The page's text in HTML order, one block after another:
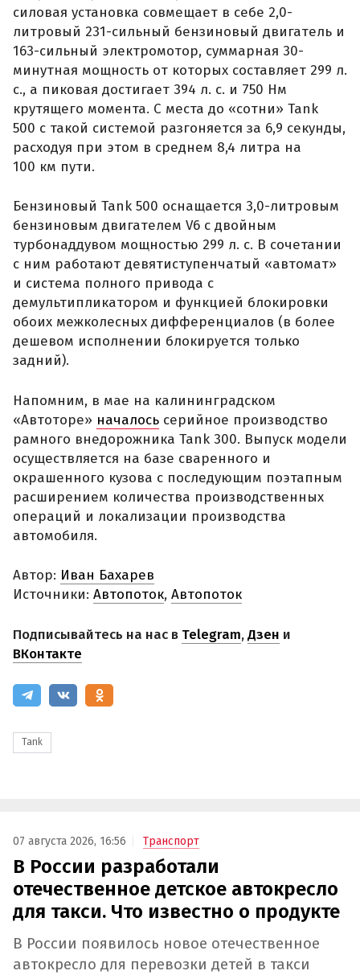
силовая установка совмещает в себе 2,0-
литровый 231-сильный бензиновый двигатель и
163-сильный электромотор, суммарная 30-
минутная мощность от которых составляет 299 л.
с., а пиковая достигает 394 л. с. и 750 Нм
крутящего момента. С места до «сотни» Tank
500 с такой системой разгоняется за 6,9 секунды,
расходуя при этом в среднем 8,4 литра на
100 км пути.
Бензиновый Tank 500 оснащается 3,0-литровым
бензиновым двигателем V6 с двойным
турбонаддувом мощностью 299 л. с. В сочетании
с ним работают девятиступенчатый «автомат»
и система полного привода с
демультипликатором и функцией блокировки
обоих межколесных дифференциалов (в более
дешевом исполнении блокируется только
задний).
Напомним, в мае на калининградском
«Автоторе» началось серийное производство
рамного внедорожника Tank 300. Выпуск модели
осуществляется на базе сваренного и
окрашенного кузова с последующим поэтапным
расширением количества производственных
операций и локализации производства
автомобиля.
Автор: Иван Бахарев
Источники: Автопоток, Автопоток
Подписывайтесь на нас в Telegram,Дзен и
ВКонтакте
Tank
07 августа 2026, 16:56 Транспорт
В России разработали
отечественное детское автокресло
для такси. Что известно о продукте
В России появилось новое отечественное
автокресло для перевозки детей в такси